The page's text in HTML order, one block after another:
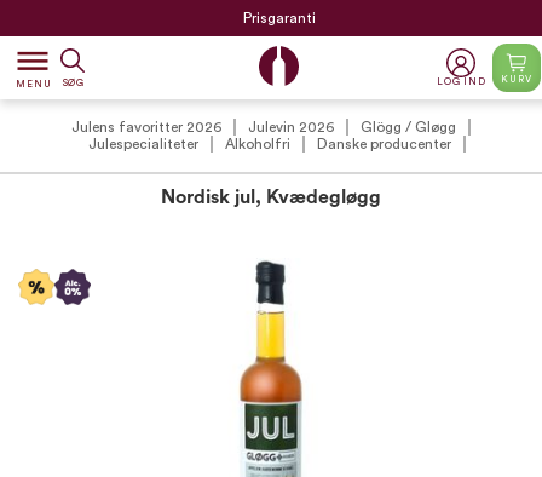
Prisgaranti
dehaze
MENU SØG LOG IND KURV
Julens favoritter 2026 Julevin 2026
Glögg / Gløgg
Julespecialiteter
Alkoholfri Danske producenter
Nordisk jul, Kvædegløgg